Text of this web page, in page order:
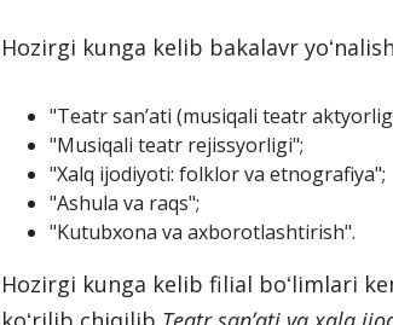
Hozirgi kunga kelib bakalavr
"Teatr sanʼati (musiqali teatr
"Musiqali teatr rejissyorligi";
"Xalq ijodiyoti: folklor va etnografiya";
"Ashula va raqs";
"Kutubxona va axborotlashtirish".
Hozirgi kunga kelib filial boʻlimlari